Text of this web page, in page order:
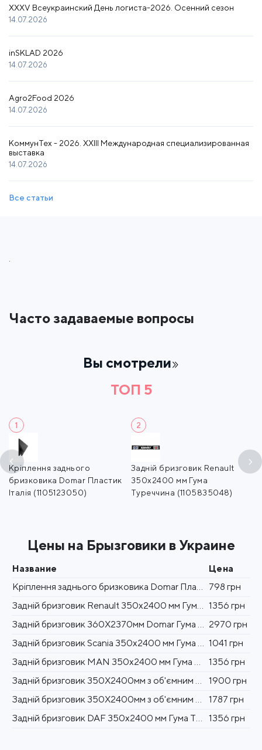
XXXV Всеукраинский День логиста-2026. Осенний сезон
14.07.2026
inSKLAD 2026
14.07.2026
Agro2Food 2026
14.07.2026
КоммунТех - 2026. XXIII Международная специализированная
выставка
14.07.2026
Все статьи
.
Часто задаваемые вопросы
Вы смотрели
ТОП 5
1
Кріплення заднього
бризковика Domar Пластик
Італія (1105123050)
2
Задній бризговик Renault
350x2400 мм Гума
Туреччина (1105835048)
Цены на Брызговики в Украине
Название
Цена
Кріплення заднього бризковика Domar Пластик Італія (1105123050)
798 грн
Задній бризговик Renault 350x2400 мм Гума Туреччина (1105835048) 1356 грн
Задній бризговик 360Х2370мм Domar Гума Італія (DK6660) 2970 грн
Задній бризговик Scania 350x2400 мм Гума Туреччина (1105835047) 1041 грн
Задній бризговик MAN 350x2400 мм Гума Туреччина (1105835044)
1356 грн
Задній бризговик 350Х2400мм з об'ємним написом Гума Туреччина (1105835043)
1900 грн
Задній бризговик 350Х2400мм з об'ємним написом Гума Туреччина (1105835042)
1787 грн
Задній бризговик DAF 350x2400 мм Гума Туреччина (1105835045)
1356 грн